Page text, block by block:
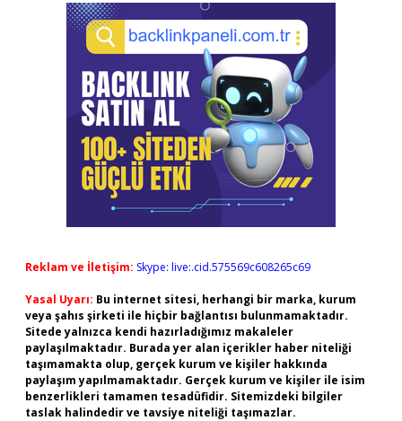
Reklam ve İletişim: Skype: live:.cid.575569c608265c69
Yasal Uyarı: Bu internet sitesi, herhangi bir marka, kurum
veya şahıs şirketi ile hiçbir bağlantısı bulunmamaktadır.
Sitede yalnızca kendi hazırladığımız makaleler
paylaşılmaktadır. Burada yer alan içerikler haber niteliği
taşımamakta olup, gerçek kurum ve kişiler hakkında
paylaşım yapılmamaktadır. Gerçek kurum ve kişiler ile isim
benzerlikleri tamamen tesadüfidir. Sitemizdeki bilgiler
taslak halindedir ve tavsiye niteliği taşımazlar.